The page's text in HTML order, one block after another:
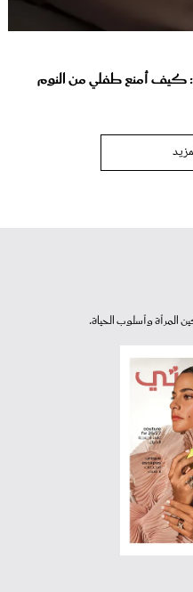
كيف أمنع طفلي من النوم
المرأة وأسلوب الحياة.